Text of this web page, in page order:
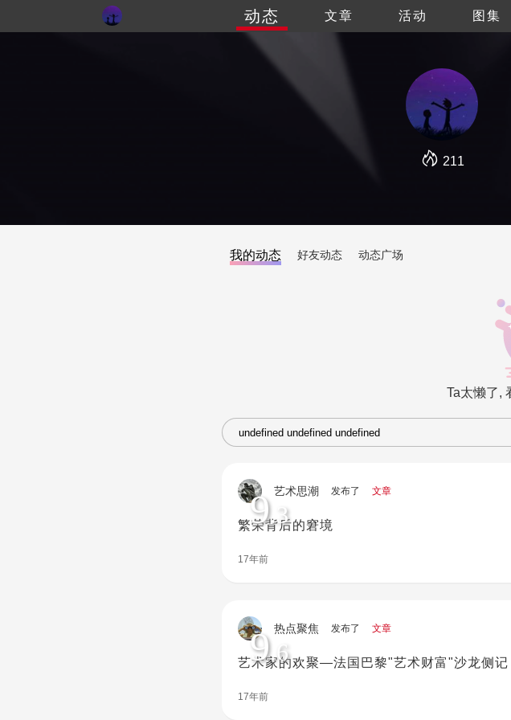
动态 文章 活动 图集
211
我的动态 好友动态 动态广场
Ta太懒了,
艺术思潮 发布了 文章
繁荣背后的窘境
9.3
17年前
热点聚焦 发布了 文章
艺术家的欢聚—法国巴黎"艺术财富"沙龙侧记
9.6
17年前